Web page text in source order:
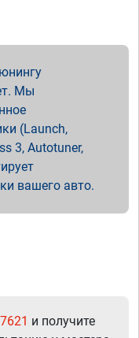
Мы
(Launch,
3, Autotuner,
вашего авто.
и получите